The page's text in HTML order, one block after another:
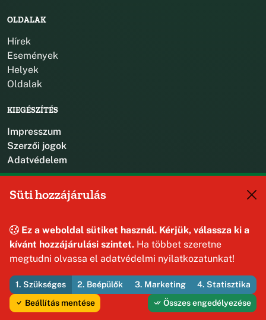
OLDALAK
Hírek
Események
Helyek
Oldalak
KIEGÉSZÍTÉS
Impresszum
Szerzői jogok
Adatvédelem
8192 Hajmáskér, Kossuth Lajos u. 31.
© 2026 Hajmáskér Község Önkormányzata — Minden jog
fenntartva
Fejleszti és üzemelteti az Útirány
Süti hozzájárulás
Ez a weboldal sütiket használ. Kérjük, válassza ki a
kívánt hozzájárulási szintet. Ha többet szeretne
megtudni olvassa el adatvédelmi nyilatkozatunkat!
1. Szükséges 2. Beépülők 3. Marketing
4. Statisztika
Beállítás mentése
Összes engedélyezése